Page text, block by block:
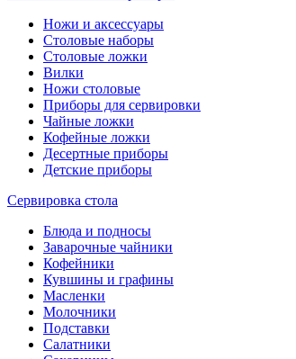
Ножи и аксессуары
Столовые наборы
Столовые ложки
Вилки
Ножи столовые
Приборы для сервировки
Чайные ложки
Кофейные ложки
Десертные приборы
Детские приборы
Сервировка стола
Блюда и подносы
Заварочные чайники
Кофейники
Кувшины и графины
Масленки
Молочники
Подставки
Салатники